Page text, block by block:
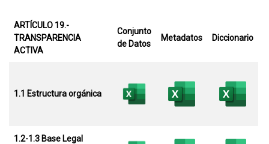
ARTÍCULO 19.-
TRANSPARENCIA
ACTIVA
Conjunto
de Datos
Metadatos Diccionario
1.1 Estructura orgánica
1.2-1.3 Base Legal